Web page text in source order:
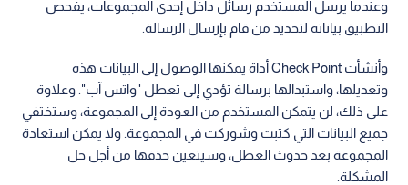
وعندما يرسل المستخدم رسائل داخل إحدى المجموعات، يفحص
التطبيق بياناته لتحديد من قام بإرسال الرسالة.
وأنشأت Check Point أداة يمكنها الوصول إلى البيانات هذه
وتعديلها، واستبدالها برسالة تؤدي إلى تعطل "واتس آب". وعلاوة
على ذلك، لن يتمكن المستخدم من العودة إلى المجموعة، وستختفي
جميع البيانات التي كتبت وشوركت في المجموعة. ولا يمكن استعادة
المجموعة بعد حدوث العطل، وسيتعين حذفها من أجل حل
المشكلة.